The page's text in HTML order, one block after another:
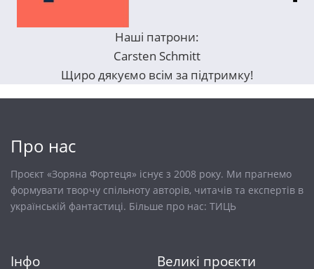
Наші патрони:
Carsten Schmitt
Щиро дякуємо всім за підтримку!
Про нас
Проєкт «Зоряна Фортеця» існує з 2008 року. Ми прагнемо
формувати творчу спільноту авторів, читачів та експертів в
українській фантастиці. Більше про нас: ТИЦЬ
Інфо Великі проєкти